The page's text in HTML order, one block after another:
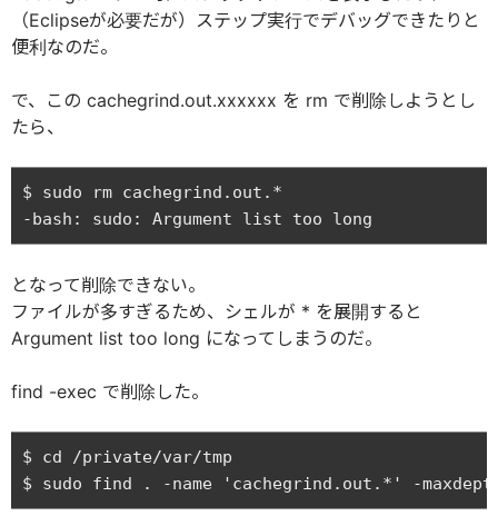
（Eclipseが必要だが）ステップ実行でデバッグできたりと
便利なのだ。
で、この cachegrind.out.xxxxxx を rm で削除しようとし
たら、
$ sudo rm cachegrind.out.*
となって削除できない。
ファイルが多すぎるため、シェルが * を展開すると
Argument list too long になってしまうのだ。
find -exec で削除した。
$ cd /private/var/tmp